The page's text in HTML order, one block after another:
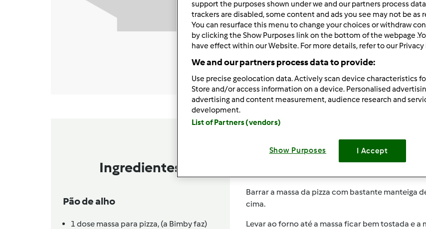
dose/s
8 fatia/s
Nível
Ingredientes
Pão de alho
1 dose massa para pizza, (a Bimby faz)
Etapa de
Barrar a massa da pizza com bastante manteiga
cima.
Levar ao forno até a massa ficar bem tostada e
support the purposes shown under we and our partners process
trackers are disabled, some content and ads you see may not be as
You can resurface this menu to change your choices or withdraw
by clicking the Show Purposes link on the bottom of the webpage
have effect within our Website. For more details, refer to our Privacy
We and our partners process data to provide:
Use precise geolocation data. Actively scan device characteristics
Store and/or access information on a device. Personalised
advertising and content measurement, audience research and
development.
List of Partners (vendors)
Show Purposes I Accept